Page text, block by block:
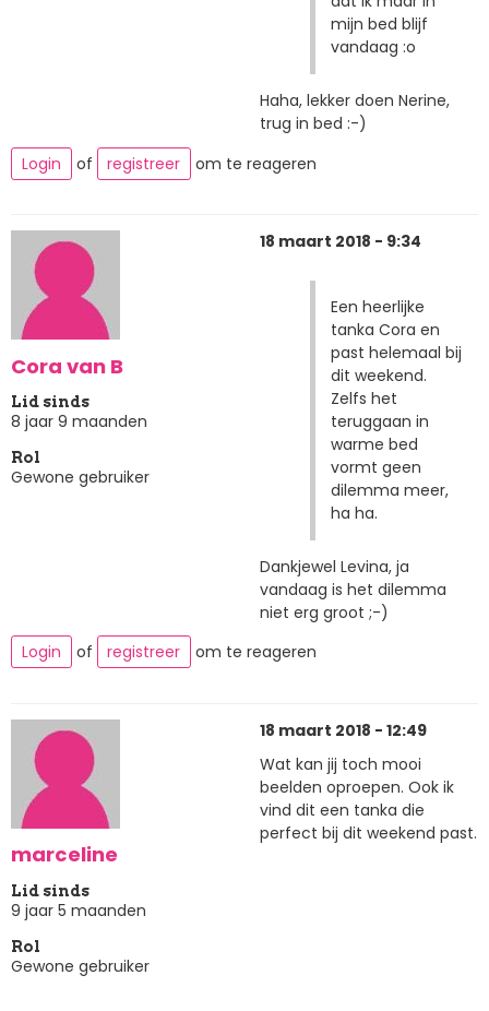
mijn bed blijf
vandaag :o
Haha, lekker doen Nerine,
trug in bed :-)
Login
of registreer om te reageren
Cora van B
Lid sinds
8 jaar 9 maanden
Rol
Gewone gebruiker
18 maart 2018 - 9:34
Een heerlijke
tanka Cora en
past helemaal bij
dit weekend.
Zelfs het
teruggaan in
warme bed
vormt geen
dilemma meer,
ha ha.
Dankjewel Levina, ja
vandaag is het dilemma
niet erg groot ;-)
Login
of registreer om te reageren
marceline
Lid sinds
9 jaar 5 maanden
Rol
Gewone gebruiker
18 maart 2018 - 12:49
Wat kan jij toch mooi
beelden oproepen. Ook ik
vind dit een tanka die
perfect bij dit weekend past.